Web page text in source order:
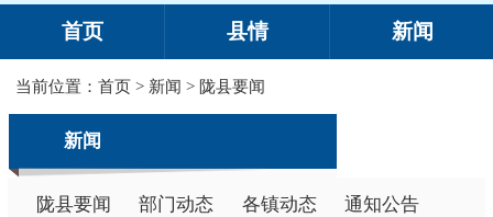
首页 县情 新闻
当前位置：首页 > 新闻 > 陇县要闻
新闻
陇县要闻 部门动态 各镇动态 通知公告